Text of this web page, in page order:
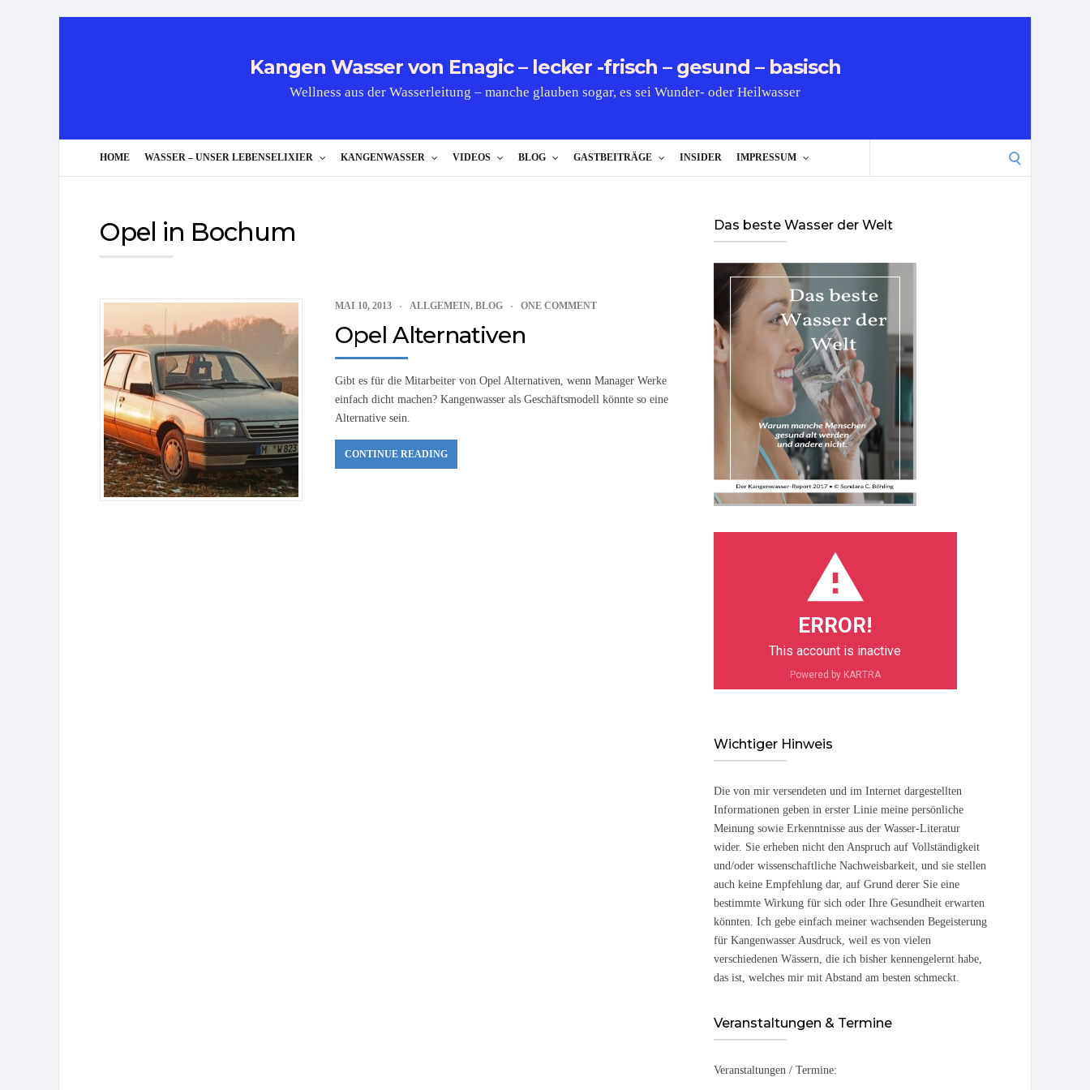
Kangen Wasser von Enagic – lecker -frisch – gesund – basisch
Wellness aus der Wasserleitung – manche glauben sogar, es sei Wunder- oder Heilwasser
HOME WASSER – UNSER LEBENSELIXIER KANGENWASSER VIDEOS BLOG GASTBEITRÄGE INSIDER IMPRESSUM
Opel in Bochum
MAI 10, 2013 ALLGEMEIN, BLOG ONE COMMENT
Opel Alternativen
Gibt es für die Mitarbeiter von Opel Alternativen, wenn Manager Werke
einfach dicht machen? Kangenwasser als Geschäftsmodell könnte so eine
Alternative sein.
CONTINUE READING
Das beste Wasser der Welt
ERROR!
This account is inactive
Powered by KARTRA
Wichtiger Hinweis
Die von mir versendeten und im Internet dargestellten
Informationen geben in erster Linie meine persönliche
Meinung sowie Erkenntnisse aus der Wasser-Literatur
wider. Sie erheben nicht den Anspruch auf Vollständigkeit
und/oder wissenschaftliche Nachweisbarkeit, und sie stellen
auch keine Empfehlung dar, auf Grund derer Sie eine
bestimmte Wirkung für sich oder Ihre Gesundheit erwarten
könnten. Ich gebe einfach meiner wachsenden Begeisterung
für Kangenwasser Ausdruck, weil es von vielen
verschiedenen Wässern, die ich bisher kennengelernt habe,
das ist, welches mir mit Abstand am besten schmeckt.
Veranstaltungen & Termine
Veranstaltungen / Termine: